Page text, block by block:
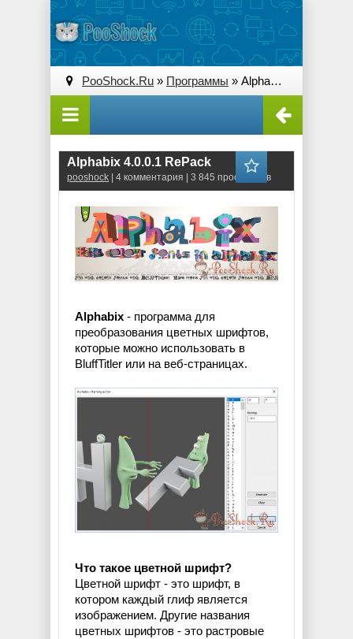
PooShock.Ru » Программы » Alphabix 4.0.0.1 RePack
Alphabix 4.0.0.1 RePack
pooshock | 4 комментария | 3 845 просмотров
Alphabix - программа для
преобразования цветных шрифтов,
которые можно использовать в
BluffTitler или на веб-страницах.
Что такое цветной шрифт?
Цветной шрифт - это шрифт, в
котором каждый глиф является
изображением. Другие названия
цветных шрифтов - это растровые